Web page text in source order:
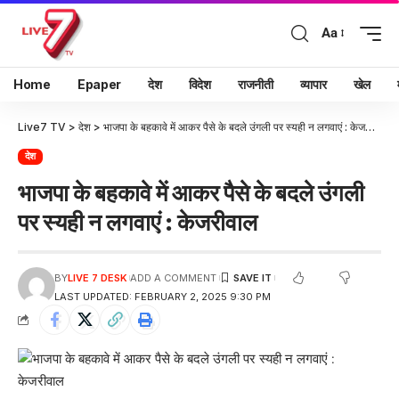
Aa
Home Epaper देश विदेश राजनीती व्यापार खेल
Live7 TV > देश > भाजपा के बहकावे में आकर पैसे के बदले उंगली पर स्यही न लगवाएं : केजरीवाल
देश
भाजपा के बहकावे में आकर पैसे के बदले उंगली
पर स्यही न लगवाएं : केजरीवाल
LAST UPDATED: FEBRUARY 2, 2025 9:30 PM
BYLIVE 7 DESK ADD A COMMENT